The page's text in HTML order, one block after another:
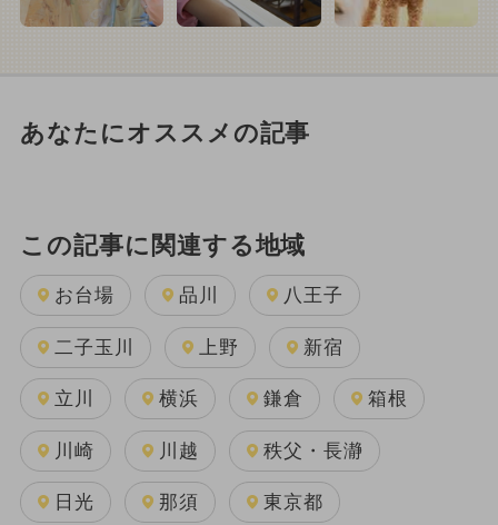
あなたにオススメの記事
この記事に関連する地域
お台場 品川 八王子
二子玉川 上野 新宿
立川 横浜 鎌倉 箱根
川崎 川越 秩父・長瀞
日光 那須 東京都